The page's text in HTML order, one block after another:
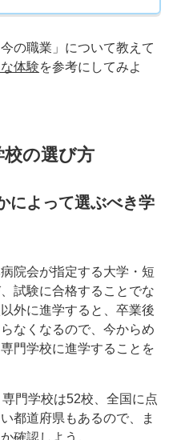
の職業」について教えて
体験を参考にしてみよ
校の選び方
によって選ぶべき学
院会が指定する大学・短
試験に合格することでな
外に進学すると、卒業後
なくなるので、今からめ
門学校に進学することを
門学校は52校、全国に点
都道府県もあるので、ま